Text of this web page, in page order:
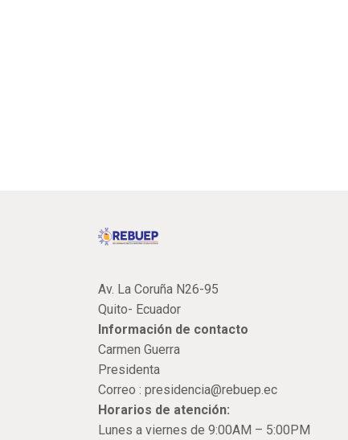
Av. La Coruña N26-95
Quito- Ecuador
Información de contacto
Carmen Guerra
Presidenta
Correo : presidencia@rebuep.ec
Horarios de atención:
Lunes a viernes de 9:00AM – 5:00PM